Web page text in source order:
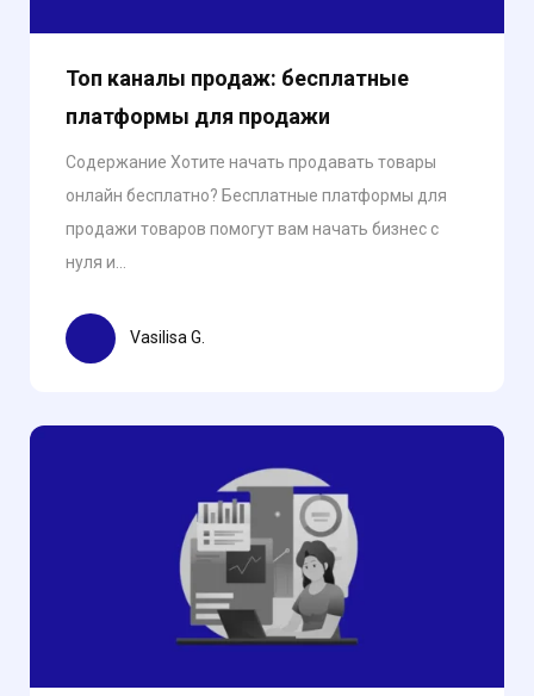
Топ каналы продаж: бесплатные
платформы для продажи
Содержание Хотите начать продавать товары
онлайн бесплатно? Бесплатные платформы для
продажи товаров помогут вам начать бизнес с
нуля и...
Vasilisa G.